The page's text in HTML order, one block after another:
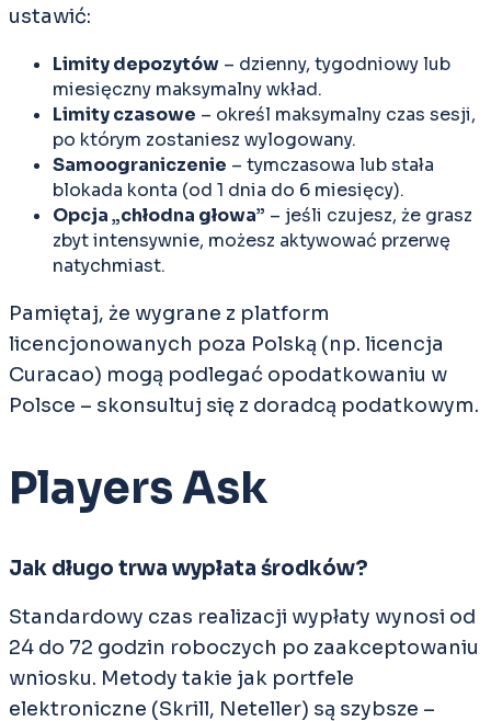
ustawić:
Limity depozytów – dzienny, tygodniowy lub
miesięczny maksymalny wkład.
Limity czasowe – określ maksymalny czas sesji,
po którym zostaniesz wylogowany.
Samoograniczenie – tymczasowa lub stała
blokada konta (od 1 dnia do 6 miesięcy).
Opcja „chłodna głowa” – jeśli czujesz, że grasz
zbyt intensywnie, możesz aktywować przerwę
natychmiast.
Pamiętaj, że wygrane z platform
licencjonowanych poza Polską (np. licencja
Curacao) mogą podlegać opodatkowaniu w
Polsce – skonsultuj się z doradcą podatkowym.
Players Ask
Jak długo trwa wypłata środków?
Standardowy czas realizacji wypłaty wynosi od
24 do 72 godzin roboczych po zaakceptowaniu
wniosku. Metody takie jak portfele
elektroniczne (Skrill, Neteller) są szybsze –